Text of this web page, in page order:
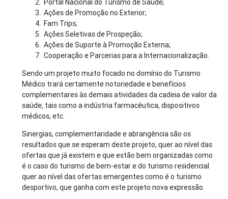
Portal Nacional do Turismo de Saúde;
Ações de Promoção no Exterior;
Fam Trips;
Ações Seletivas de Prospeção;
Ações de Suporte à Promoção Externa;
Cooperação e Parcerias para a Internacionalização.
Sendo um projeto muito focado no domínio do Turismo
Médico trará certamente notoriedade e benefícios
complementares às demais atividades da cadeia de valor da
saúde, tais como a indústria farmacêutica, dispositivos
médicos, etc.
Sinergias, complementaridade e abrangência são os
resultados que se esperam deste projeto, quer ao nível das
ofertas que já existem e que estão bem organizadas como
é o caso do turismo de bem-estar e do turismo residencial
quer ao nível das ofertas emergentes como é o turismo
desportivo, que ganha com este projeto nova expressão.